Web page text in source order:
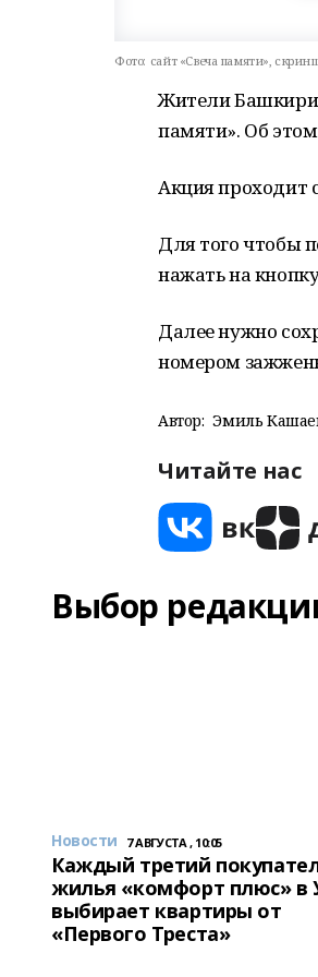
Фото: сайт «Свеча памяти»,
Жители
памяти». Об
Акция проходит
Для того чтобы
нажать на
Далее нужно
номером
Автор: Эмиль
Читайте нас
Выбор
Новости 7 АВГУСТА , 10:05
Каждый третий
жилья «комфорт плюс» в
выбирает квартиры от
«Первого Треста»